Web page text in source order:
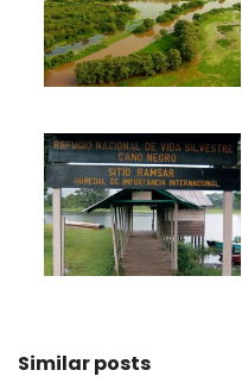
Similar posts